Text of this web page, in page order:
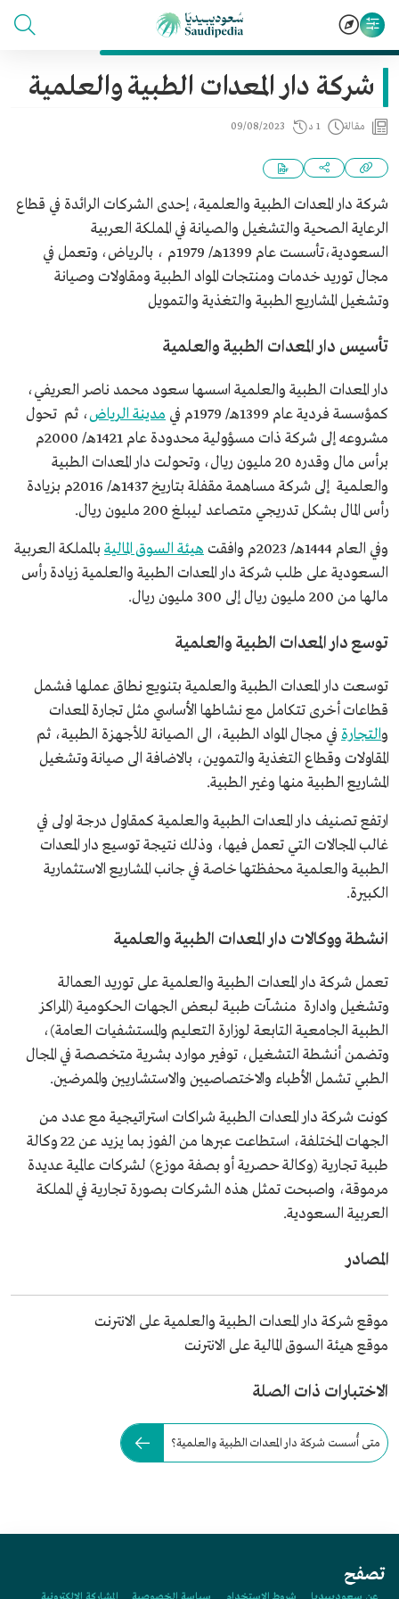
شركة دار المعدات الطبية والعلمية
مقالة 1 د 09/08/2023
شركة دار المعدات الطبية والعلمية، إحدى الشركات الرائدة في قطاع
الرعاية الصحية والتشغيل والصيانة في المملكة العربية
السعودية،تأسست عام 1399هـ/ 1979م ، بالرياض، وتعمل في
مجال توريد خدمات ومنتجات المواد الطبية ومقاولات وصيانة
وتشغيل المشاريع الطبية والتغذية والتمويل
تأسيس دار المعدات الطبية والعلمية
دار المعدات الطبية والعلمية اسسها سعود محمد ناصر العريفي،
كمؤسسة فردية عام 1399هـ/ 1979م في
مدينة الرياض، ثم تحول
مشروعه إلى شركة ذات مسؤولية محدودة عام 1421هـ/ 2000م
برأس مال وقدره 20 مليون ريال، وتحولت دار المعدات الطبية
والعلمية إلى شركة مساهمة مقفلة بتاريخ 1437هـ/ 2016م بزيادة
رأس المال بشكل تدريجي متصاعد ليبلغ 200 مليون ريال.
وفي العام 1444هـ/ 2023م وافقت هيئة السوق المالية بالمملكة العربية
السعودية على طلب شركة دار المعدات الطبية والعلمية زيادة رأس
مالها من 200 مليون ريال إلى 300 مليون ريال.
توسع دار المعدات الطبية والعلمية
توسعت دار المعدات الطبية والعلمية بتنويع نطاق عملها فشمل
قطاعات أخرى تتكامل مع نشاطها الأساسي مثل تجارة المعدات
والتجارة في مجال المواد الطبية، الى الصيانة للأجهزة الطبية، ثم
المقاولات وقطاع التغذية والتموين، بالاضافة الى صيانة وتشغيل
المشاريع الطبية منها وغير الطبية.
ارتفع تصنيف دار المعدات الطبية والعلمية كمقاول درجة اولى في
غالب المجالات التي تعمل فيها، وذلك نتيجة توسيع دار المعدات
الطبية والعلمية محفظتها خاصة في جانب المشاريع الاستثمارية
الكبيرة.
انشطة ووكالات دار المعدات الطبية والعلمية
تعمل شركة دار المعدات الطبية والعلمية على توريد العمالة
وتشغيل وادارة منشآت طبية لبعض الجهات الحكومية (المراكز
الطبية الجامعية التابعة لوزارة التعليم والمستشفيات العامة)،
وتضمن أنشطة التشغيل، توفير موارد بشرية متخصصة في المجال
الطبي تشمل الأطباء والاختصاصيين والاستشاريين والممرضين.
كونت شركة دار المعدات الطبية شراكات استراتيجية مع عدد من
الجهات المختلفة، استطاعت عبرها من الفوز بما يزيد عن 22 وكالة
طبية تجارية (وكالة حصرية أو بصفة موزع) لشركات عالمية عديدة
مرموقة، واصبحت تمثل هذه الشركات بصورة تجارية في المملكة
العربية السعودية.
المصادر
موقع شركة دار المعدات الطبية والعلمية على الانترنت
موقع هيئة السوق المالية على الانترنت
الاختبارات ذات الصلة
متى أُسست شركة دار المعدات الطبية والعلمية؟
تصفح